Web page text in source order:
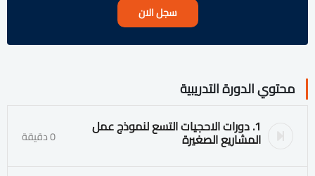
سجل الان
محتوي الدورة التدريبية
1. دورات الاحجيات التسع لنموذج عمل
المشاريع الصغيرة 0 دقيقة